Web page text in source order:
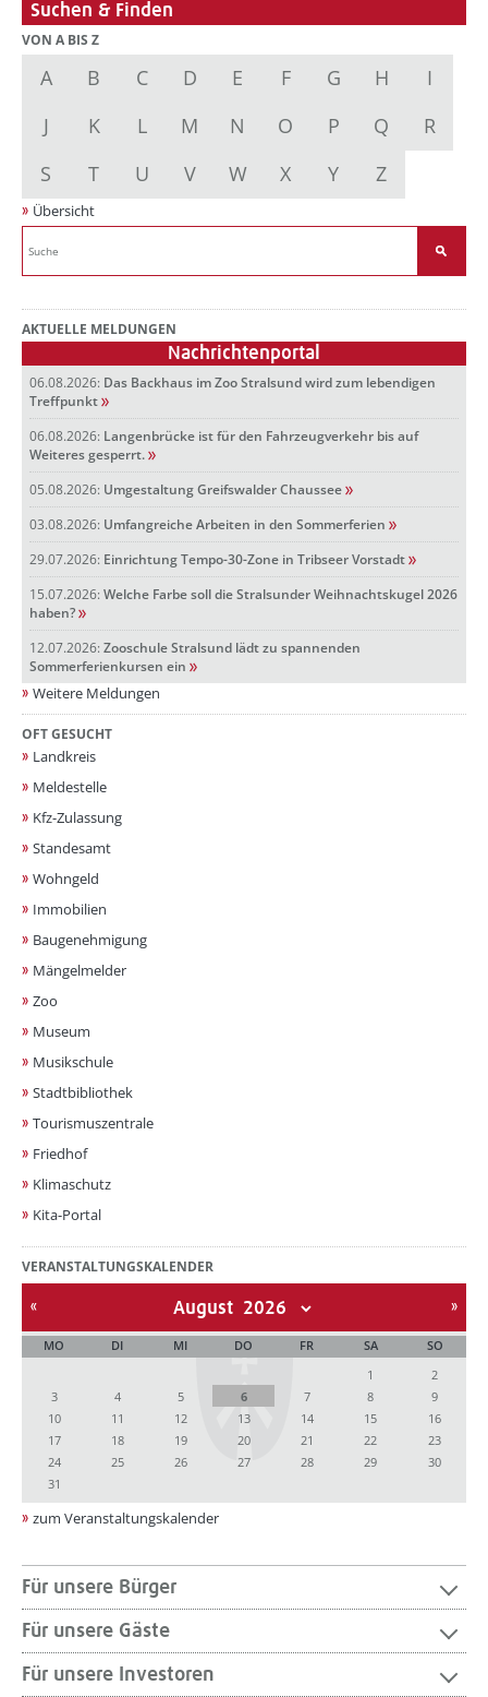
Suchen & Finden
VON A BIS Z
A B C D E F G H
I
J
K L M N O P Q
R
S
T U V W X Y Z
Übersicht
AKTUELLE MELDUNGEN
Nachrichtenportal
06.08.2026: Das Backhaus im Zoo Stralsund wird zum lebendigen
Treffpunkt
06.08.2026: Langenbrücke ist für den Fahrzeugverkehr bis auf
Weiteres gesperrt.
05.08.2026: Umgestaltung Greifswalder Chaussee
03.08.2026: Umfangreiche Arbeiten in den Sommerferien
29.07.2026: Einrichtung Tempo-30-Zone in Tribseer Vorstadt
15.07.2026: Welche Farbe soll die Stralsunder Weihnachtskugel 2026
haben?
12.07.2026: Zooschule Stralsund lädt zu spannenden
Sommerferienkursen ein
Weitere Meldungen
OFT GESUCHT
Landkreis
Meldestelle
Kfz-Zulassung
Standesamt
Wohngeld
Immobilien
Baugenehmigung
Mängelmelder
Zoo
Museum
Musikschule
Stadtbibliothek
Tourismuszentrale
Friedhof
Klimaschutz
Kita-Portal
VERANSTALTUNGSKALENDER
August
MO DI MI DO FR SA
SO
1
2
3
4 5 6 7 8
9
10
11 12 13 14 15
16
17
18 19 20 21 22
23
24
25 26 27 28 29
30
31
zum Veranstaltungskalender
Für unsere Bürger
Für unsere Gäste
Für unsere Investoren